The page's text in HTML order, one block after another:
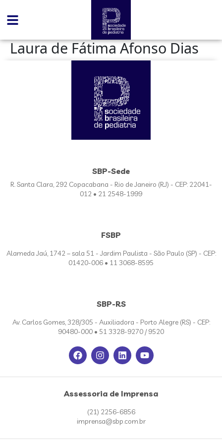
Laura de Fátima Afonso Dias
SBP-Sede
R. Santa Clara, 292 Copacabana - Rio de Janeiro (RJ) - CEP: 22041-
012 • 21 2548-1999
FSBP
Alameda Jaú, 1742 – sala 51 - Jardim Paulista - São Paulo (SP) - CEP:
01420-006 • 11 3068-8595
SBP-RS
Av. Carlos Gomes, 328/305 - Auxiliadora - Porto Alegre (RS) - CEP:
90480-000 • 51 3328-9270 / 9520
Assessoria de Imprensa
(21) 2256-6856
imprensa@sbp.com.br